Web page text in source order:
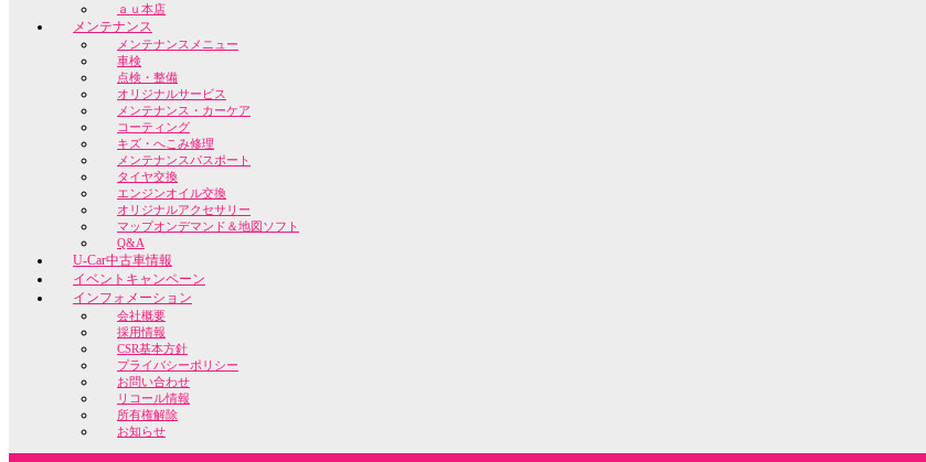
ａｕ本店
メンテナンス
メンテナンスメニュー
車検
点検・整備
オリジナルサービス
メンテナンス・カーケア
コーティング
キズ・へこみ修理
メンテナンスパスポート
タイヤ交換
エンジンオイル交換
オリジナルアクセサリー
マップオンデマンド＆地図ソフト
Q&A
U-Car中古車情報
イベントキャンペーン
インフォメーション
会社概要
採用情報
CSR基本方針
プライバシーポリシー
お問い合わせ
リコール情報
所有権解除
お知らせ